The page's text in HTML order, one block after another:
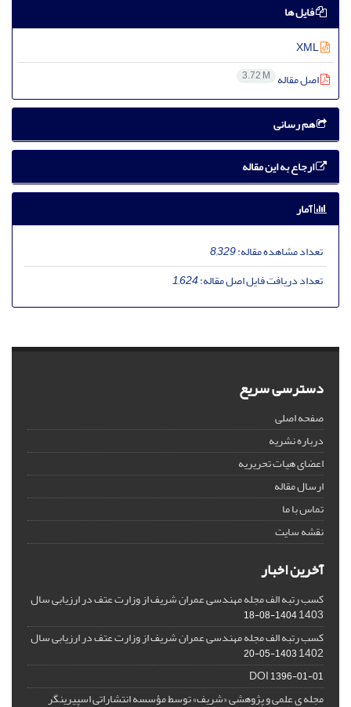
فایل ها
اصل مقاله 3.72 M
هم رسانی
ارجاع به این مقاله
آمار
تعداد مشاهده مقاله:8,329
تعداد دریافت فایل اصل مقاله:1,624
دسترسی سریع
صفحه اصلی
درباره نشریه
اعضای هیات تحریریه
ارسال مقاله
تماس با ما
نقشه سایت
آخرین اخبار
کسب رتبه الف مجله مهندسی عمران شریف از وزارت عتف در ارزیابی سال
1403
1404-08-18
کسب رتبه الف مجله مهندسی عمران شریف از وزارت عتف در ارزیابی سال
1402
1403-05-20
DOI1396-01-01
مجله ی علمی و پژوهشی «شریف» توسط مؤسسه انتشاراتی اسپیرینگر